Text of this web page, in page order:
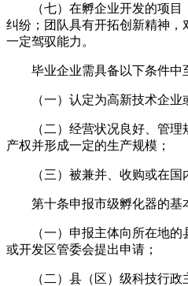
（七）在孵企业开发的项
纠纷；团队具有开拓创新精神
一定驾驭能力。
毕业企业需具备以下条件中
（一）认定为高新技术企
（二）经营状况良好、管
产权并形成一定的生产规模；
（三）被兼并、收购或在国
第十条申报市级孵化器的基
（一）申报主体向所在地
或开发区管委会提出申请；
（二）县（区）级科技行